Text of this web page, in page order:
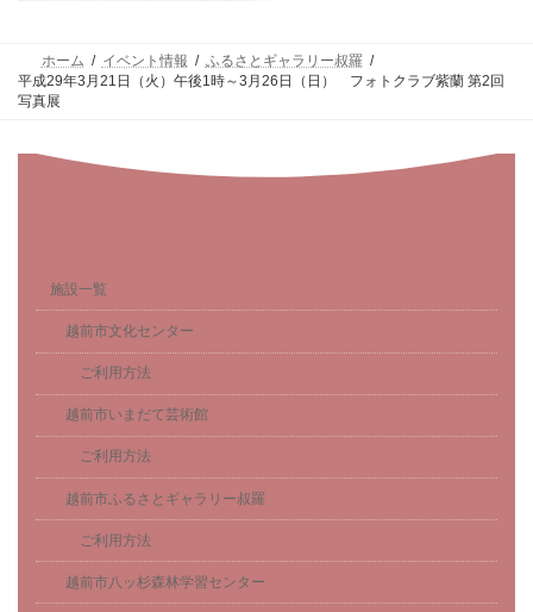
ホーム イベント情報
ふるさとギャラリー叔羅
平成29年3月21日（火）午後1時～3月26日（日） フォトクラブ紫蘭 第2回
写真展
施設一覧
越前市文化センター
ご利用方法
越前市いまだて芸術館
ご利用方法
越前市ふるさとギャラリー叔羅
ご利用方法
越前市八ッ杉森林学習センター